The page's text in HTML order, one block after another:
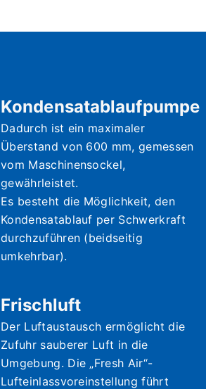
Kondensatablaufpumpe
Dadurch ist ein maximaler
Überstand von 600 mm, gemessen
vom Maschinensockel,
gewährleistet.
Es besteht die Möglichkeit, den
Kondensatablauf per Schwerkraft
durchzuführen (beidseitig
umkehrbar).
Frischluft
Der Luftaustausch ermöglicht die
Zufuhr sauberer Luft in die
Umgebung. Die „Fresh Air“-
Lufteinlassvoreinstellung führt